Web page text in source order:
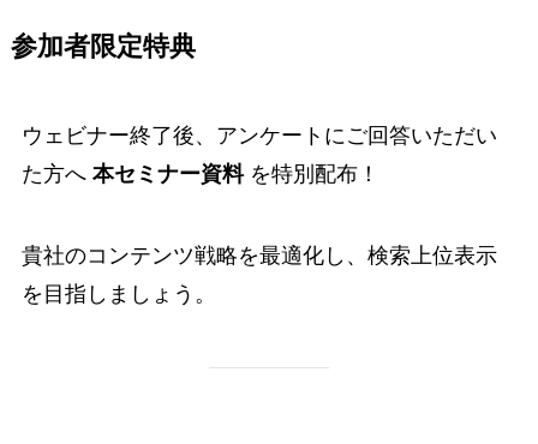
参加者限定特典
ウェビナー終了後、アンケートにご回答いただい
た方へ 本セミナー資料を特別配布！
貴社のコンテンツ戦略を最適化し、検索上位表示
を目指しましょう。